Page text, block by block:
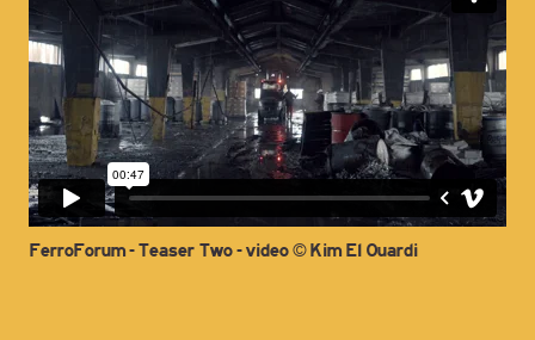
FerroForum - Teaser Two - video ©️ Kim El Ouardi